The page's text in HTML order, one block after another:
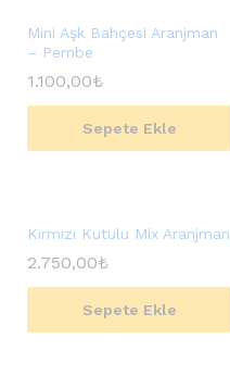
Mini Aşk Bahçesi Aranjman
– Pembe
1.100,00₺
Sepete Ekle
Kırmızı Kutulu Mix Aranjman
2.750,00₺
Sepete Ekle